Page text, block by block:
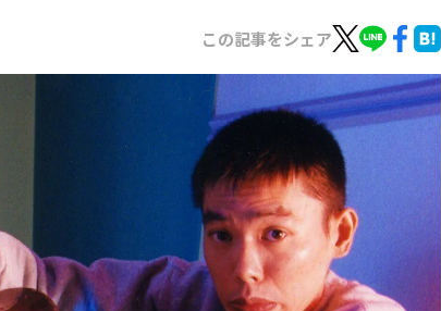
この記事をシェア